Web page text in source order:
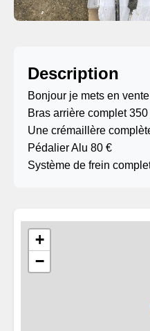
Description
Bonjour je mets en
Bras arrière complet 350
Une crémaillère
Pédalier Alu 80 €
Système de frein